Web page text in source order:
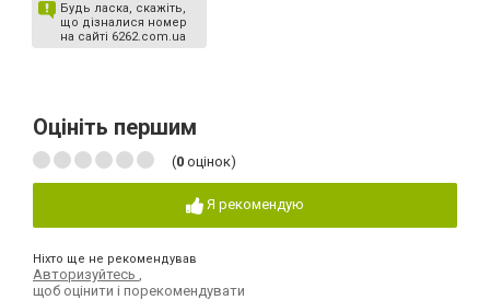
Будь ласка, скажіть,
що дізналися номер
на сайті 6262.com.ua
Оцініть першим
(0 оцінок)
Я рекомендую
Ніхто ще не рекомендував
Авторизуйтесь
щоб оцінити і порекомендувати